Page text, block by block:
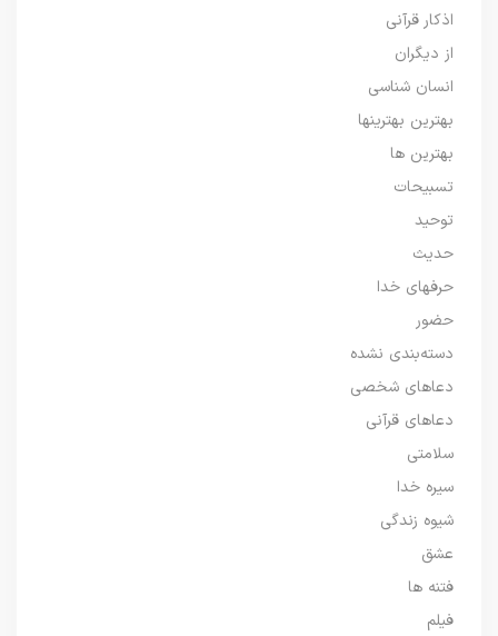
اذکار قرآنی
از دیگران
انسان شناسی
بهترین بهترینها
بهترین ها
تسبیحات
توحید
حدیث
حرفهای خدا
حضور
دسته‌بندی نشده
دعاهای شخصی
دعاهای قرآنی
سلامتی
سیره خدا
شیوه زندگی
عشق
فتنه ها
فیلم